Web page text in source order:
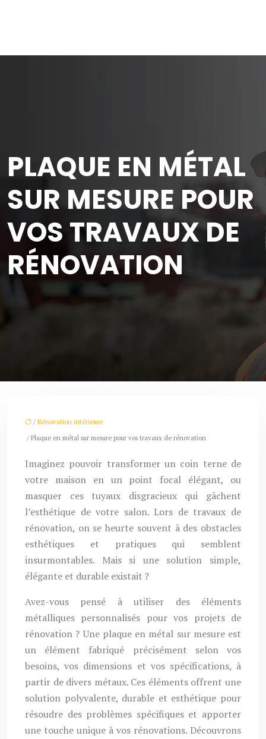
PLAQUE EN MÉTAL
SUR MESURE POUR
VOS TRAVAUX DE
RÉNOVATION
/ Rénovation intérieure
/ Plaque en métal sur mesure pour vos travaux de rénovation
Imaginez pouvoir transformer un coin terne de
votre maison en un point focal élégant, ou
masquer ces tuyaux disgracieux qui gâchent
l’esthétique de votre salon. Lors de travaux de
rénovation, on se heurte souvent à des obstacles
esthétiques et pratiques qui semblent
insurmontables. Mais si une solution simple,
élégante et durable existait ?
Avez-vous pensé à utiliser des éléments
métalliques personnalisés pour vos projets de
rénovation ? Une plaque en métal sur mesure est
un élément fabriqué précisément selon vos
besoins, vos dimensions et vos spécifications, à
partir de divers métaux. Ces éléments offrent une
solution polyvalente, durable et esthétique pour
résoudre des problèmes spécifiques et apporter
une touche unique à vos rénovations. Découvrons